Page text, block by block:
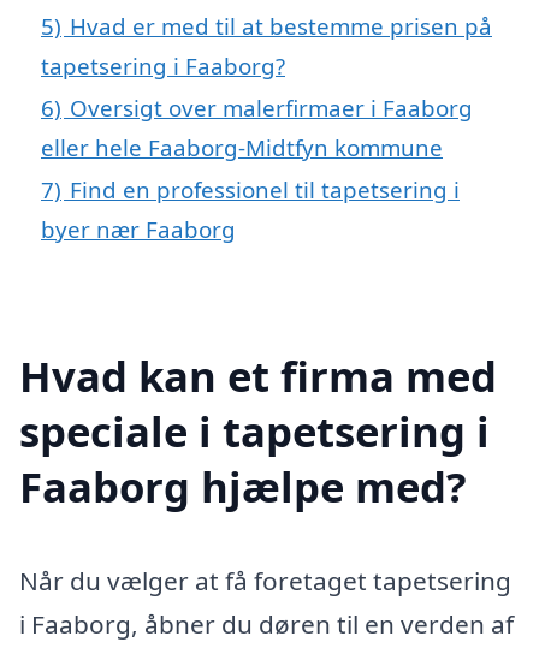
5) Hvad er med til at bestemme prisen på
tapetsering i Faaborg?
6) Oversigt over malerfirmaer i Faaborg
eller hele Faaborg-Midtfyn kommune
7) Find en professionel til tapetsering i
byer nær Faaborg
Hvad kan et firma med
speciale i tapetsering i
Faaborg hjælpe med?
Når du vælger at få foretaget tapetsering
i Faaborg, åbner du døren til en verden af